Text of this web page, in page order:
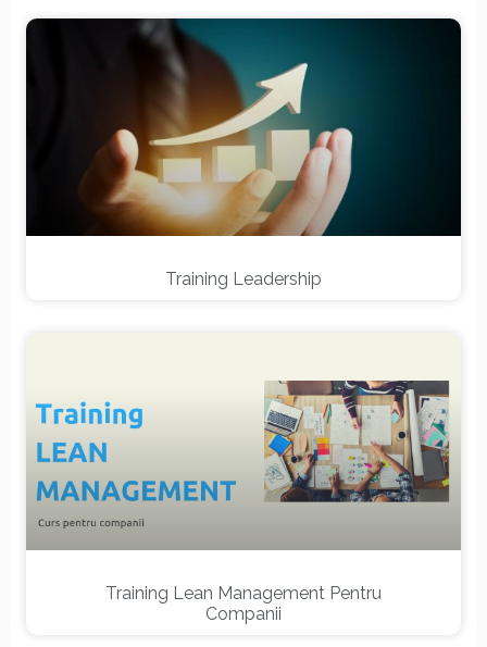
Training Leadership
Training Lean Management Pentru
Companii